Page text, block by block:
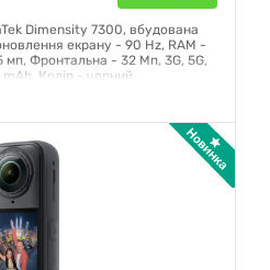
Dimensity 7300, вбудована
екрану - 90 Hz, RAM -
мп, Фронтальна - 32 Мп, 3G, 5G,
Колір - чорний